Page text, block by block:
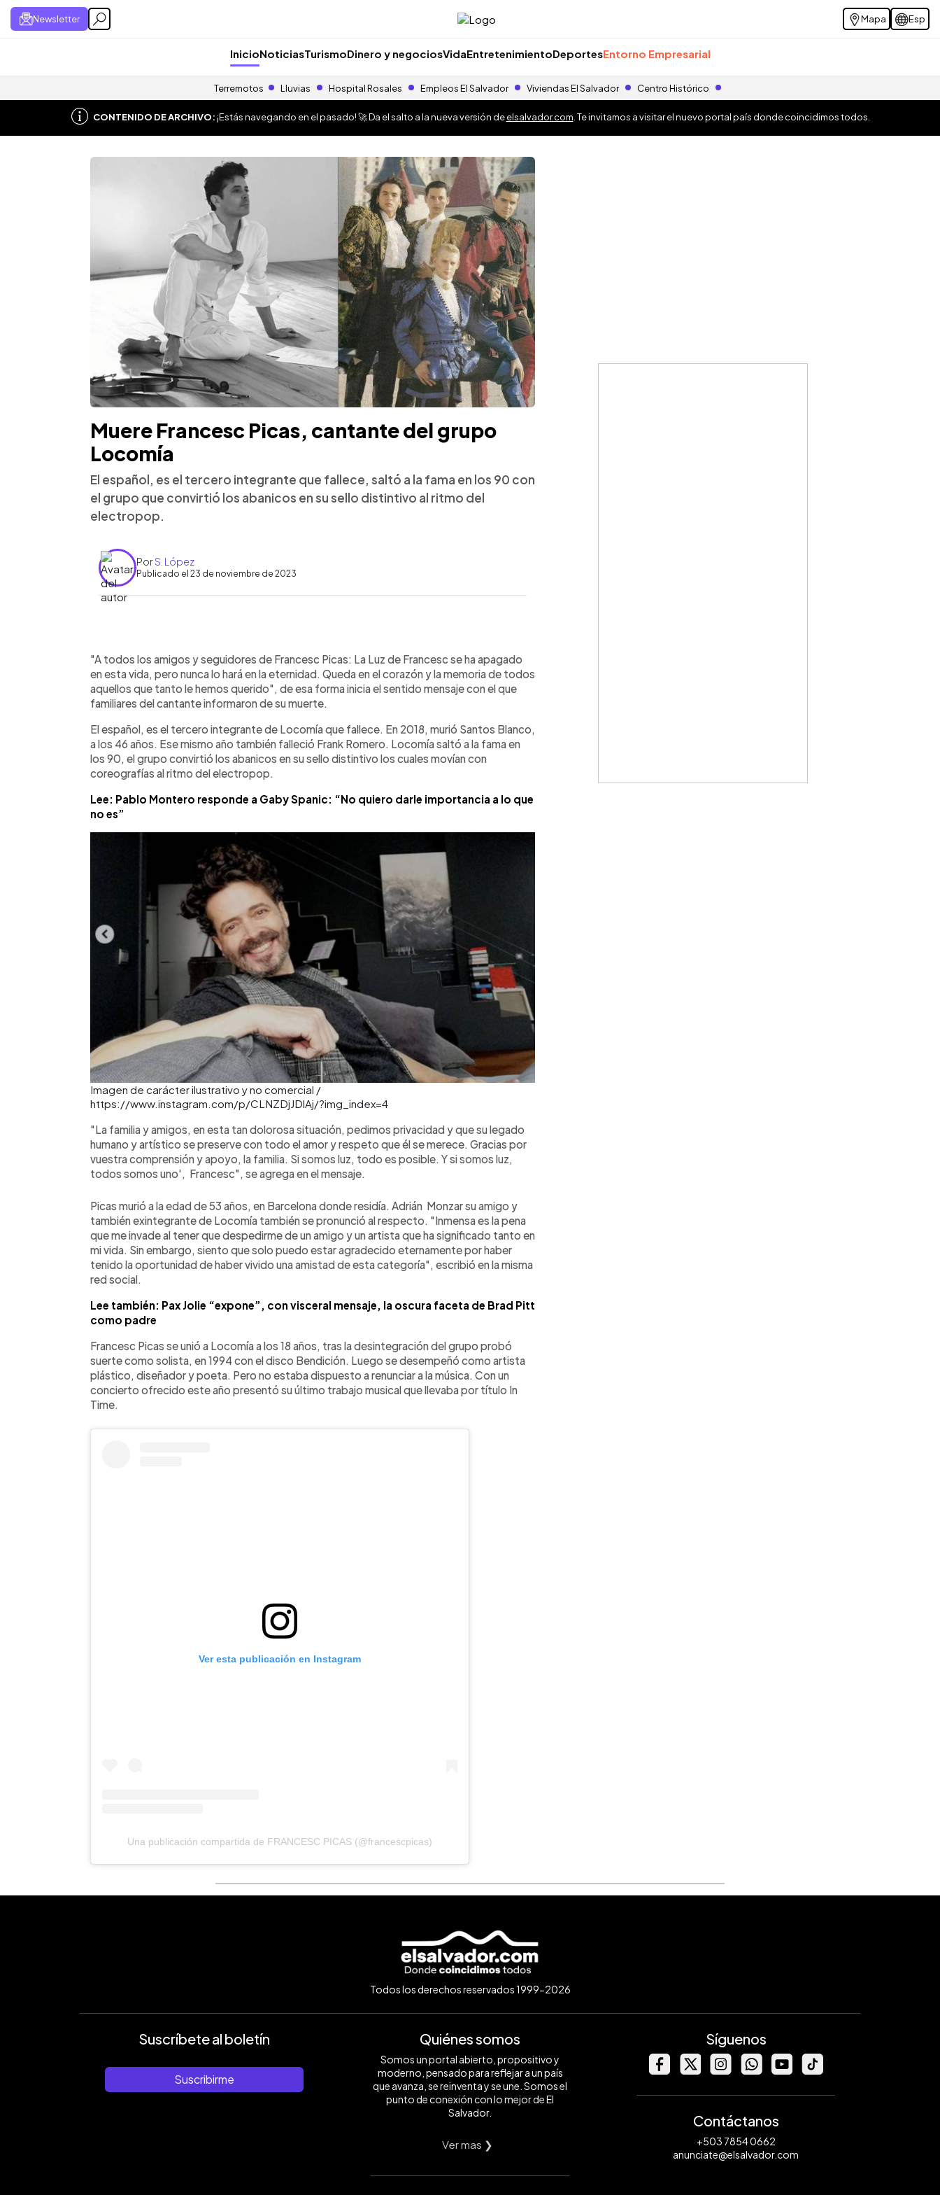
Newsletter Mapa Esp
InicioNoticiasTurismoDinero y negociosVidaEntretenimientoDeportesEntorno Empresarial
Terremotos Lluvias Hospital Rosales Empleos El Salvador Viviendas El Salvador Centro Histórico
CONTENIDO DE ARCHIVO:¡Estás navegando en el pasado! 🚀 Da el salto a la nueva versión deelsalvador.com . Te invitamos a visitar el nuevo portal país donde coincidimos todos.
Muere Francesc Picas, cantante del grupo
Locomía
El español, es el tercero integrante que fallece, saltó a la fama en los 90 con
el grupo que convirtió los abanicos en su sello distintivo al ritmo del
electropop.
PorS. López
Publicado el 23 de noviembre de 2023
► Escuchar artículo
"A todos los amigos y seguidores de Francesc Picas: La Luz de Francesc se ha apagado
en esta vida, pero nunca lo hará en la eternidad. Queda en el corazón y la memoria de todos
aquellos que tanto le hemos querido", de esa forma inicia el sentido mensaje con el que
familiares del cantante informaron de su muerte.
El español, es el tercero integrante de Locomía que fallece. En 2018, murió Santos Blanco,
a los 46 años. Ese mismo año también falleció Frank Romero. Locomía saltó a la fama en
los 90, el grupo convirtió los abanicos en su sello distintivo los cuales movían con
coreografías al ritmo del electropop.
Lee: Pablo Montero responde a Gaby Spanic: “No quiero darle importancia a lo que
no es”
Imagen de carácter ilustrativo y no comercial /
https://www.instagram.com/p/CLNZDjJDlAj/?img_index=4
"La familia y amigos, en esta tan dolorosa situación, pedimos privacidad y que su legado
humano y artístico se preserve con todo el amor y respeto que él se merece. Gracias por
vuestra comprensión y apoyo, la familia. Si somos luz, todo es posible. Y si somos luz,
todos somos uno', Francesc", se agrega en el mensaje.
Picas murió a la edad de 53 años, en Barcelona donde residía. Adrián Monzar su amigo y
también exintegrante de Locomía también se pronunció al respecto. "Inmensa es la pena
que me invade al tener que despedirme de un amigo y un artista que ha significado tanto en
mi vida. Sin embargo, siento que solo puedo estar agradecido eternamente por haber
tenido la oportunidad de haber vivido una amistad de esta categoría", escribió en la misma
red social.
Lee también: Pax Jolie “expone”, con visceral mensaje, la oscura faceta de Brad Pitt
como padre
Francesc Picas se unió a Locomía a los 18 años, tras la desintegración del grupo probó
suerte como solista, en 1994 con el disco Bendición. Luego se desempeñó como artista
plástico, diseñador y poeta. Pero no estaba dispuesto a renunciar a la música. Con un
concierto ofrecido este año presentó su último trabajo musical que llevaba por título In
Time.
Ver esta publicación en Instagram
Una publicación compartida de FRANCESC PICAS (@francescpicas)
Todos los derechos reservados 1999-2026
Suscríbete al boletín
Suscribirme
Quiénes somos
Somos un portal abierto, propositivo y
moderno, pensado para reflejar a un país
que avanza, se reinventa y se une. Somos el
punto de conexión con lo mejor de El
Salvador.
Ver mas ❯
Síguenos
Contáctanos
+503 7854 0662
anunciate@elsalvador.com